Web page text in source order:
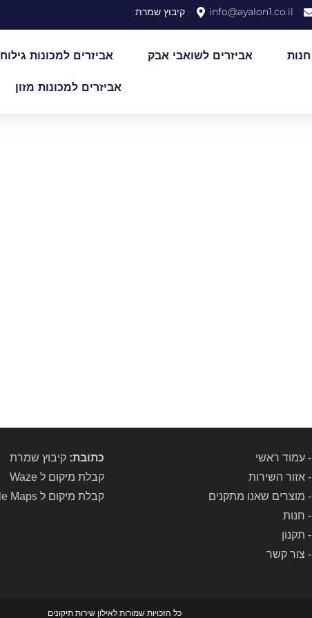
info@ayalon1.co.il קיבוץ שמרת
חנות אביזרים לשואבי אבק אביזרים למכונות גילוח
אביזרים למכונות מזון
- עמוד ראשי
- אזור השירות
- מוצרים שאנו מתקנים
- חנות
- תקנון
- צור קשר
כתובת: קיבוץ שמרת
קבלת מיקום ל Waze
קבלת מיקום ל Google Maps
כל הזכויות שמורות לאילון שירות תיקונים